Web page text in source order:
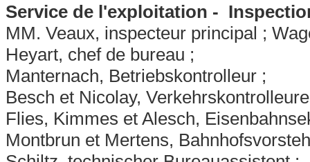
Service de l'exploitation -
MM. Veaux, inspecteur principal ;
Heyart, chef de bureau ;
Manternach, Betriebskontrolleur ;
Besch et Nicolay,
Flies, Kimmes et Alesch,
Montbrun et Mertens,